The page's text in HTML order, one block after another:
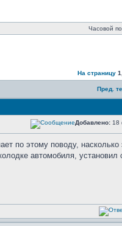
Часовой
На страницу 1
Пред.
Добавлено: 18
по этому поводу, насколько
автомобиля, установил